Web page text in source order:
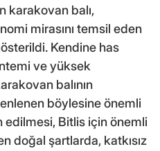
karakovan balı,
mirasını temsil eden
Kendine has
ve yüksek
balının
böylesine önemli
Bitlis için önemli
doğal şartlarda, katkısız